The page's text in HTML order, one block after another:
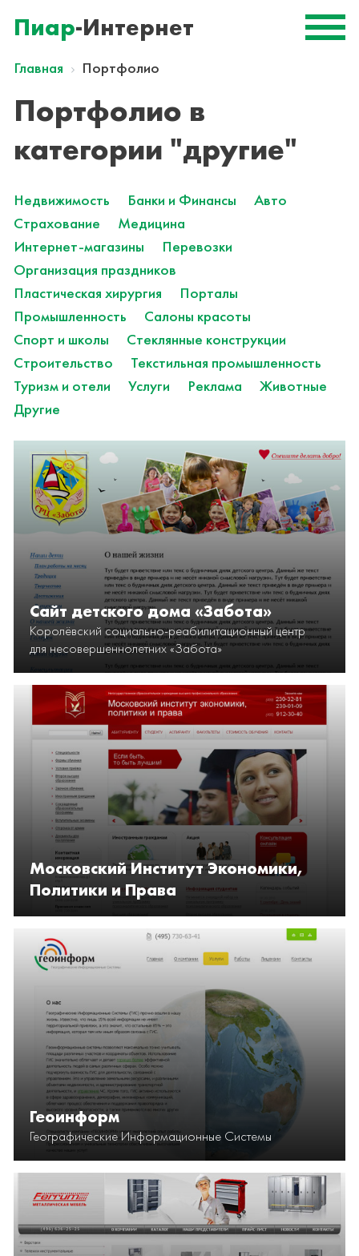
Пиар-Интернет
Главная Портфолио
Портфолио в
категории "другие"
Недвижимость Банки и Финансы
Авто
Страхование
Медицина
Интернет-магазины
Перевозки
Организация праздников
Пластическая хирургия
Порталы
Промышленность
Салоны красоты
Спорт и школы
Стеклянные конструкции
Строительство
Текстильная промышленность
Туризм и отели
Услуги Реклама
Животные
Другие
Сайт детского дома «Забота»
Королёвский социально-реабилитационный центр
для несовершеннолетних «Забота»
Московский Институт Экономики,
Политики и Права
Геоинформ
Географические Информационные Системы